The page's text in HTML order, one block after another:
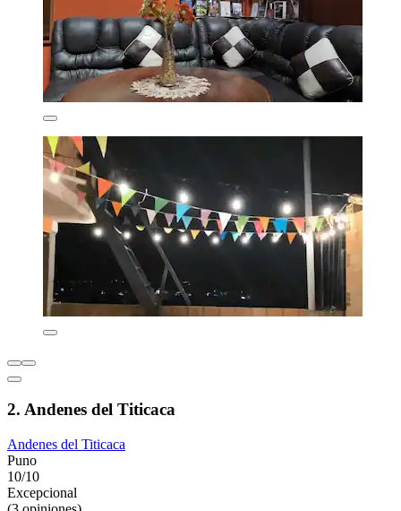
2. Andenes del Titicaca
Andenes del Titicaca
Puno
10/10
Excepcional